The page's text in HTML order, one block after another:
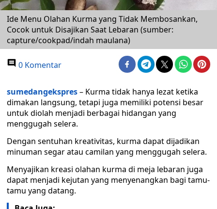
Ide Menu Olahan Kurma yang Tidak Membosankan,
Cocok untuk Disajikan Saat Lebaran (sumber:
capture/cookpad/indah maulana)
0 Komentar
sumedangekspres– Kurma tidak hanya lezat ketika
dimakan langsung, tetapi juga memiliki potensi besar
untuk diolah menjadi berbagai hidangan yang
menggugah selera.
Dengan sentuhan kreativitas, kurma dapat dijadikan
minuman segar atau camilan yang menggugah selera.
Menyajikan kreasi olahan kurma di meja lebaran juga
dapat menjadi kejutan yang menyenangkan bagi tamu-
tamu yang datang.